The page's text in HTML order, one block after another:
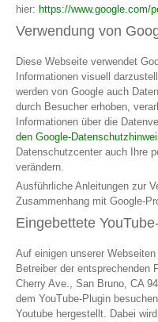
hier: https://www.google.com/
Verwendung von
Diese Webseite verwendet
Informationen visuell
werden von Google auch
durch Besucher erhoben,
Informationen über die
den Google-
Datenschutzcenter auch Ihre
verändern.
Ausführliche Anleitungen zur
Zusammenhang mit Google-
Eingebettete
Auf einigen unserer
Betreiber der entsprechenden
Cherry Ave., San Bruno, CA
dem YouTube-Plugin
Youtube hergestellt. Dabei